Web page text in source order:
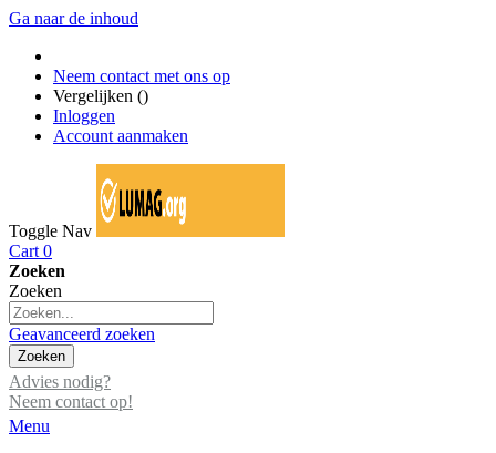
Ga naar de inhoud
Neem contact met ons op
Vergelijken ()
Inloggen
Account aanmaken
Toggle Nav
Cart 0
Zoeken
Zoeken
Geavanceerd zoeken
Zoeken
Advies nodig?
Neem contact op!
Menu